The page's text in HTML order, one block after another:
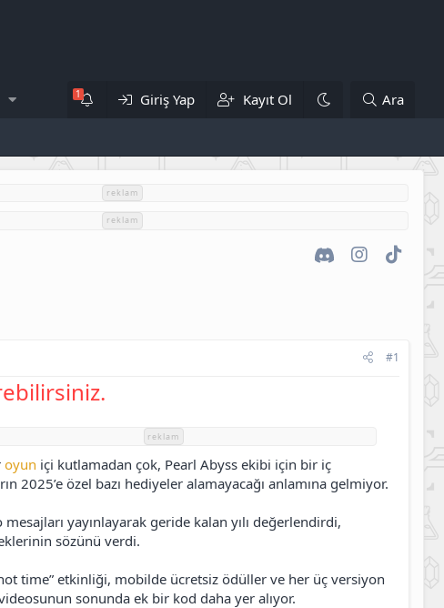
Giriş Yap Kayıt Ol Ara
reklam
reklam
DiscordInstagram
TikTok
#1
reklam
oyun içi kutlamadan çok, Pearl Abyss ekibi için bir iç
özel bazı hediyeler alamayacağı anlamına gelmiyor.
yayınlayarak geride kalan yılı değerlendirdi,
sözünü verdi.
time” etkinliği, mobilde ücretsiz ödüller ve her üç versiyon
sonunda ek bir kod daha yer alıyor.